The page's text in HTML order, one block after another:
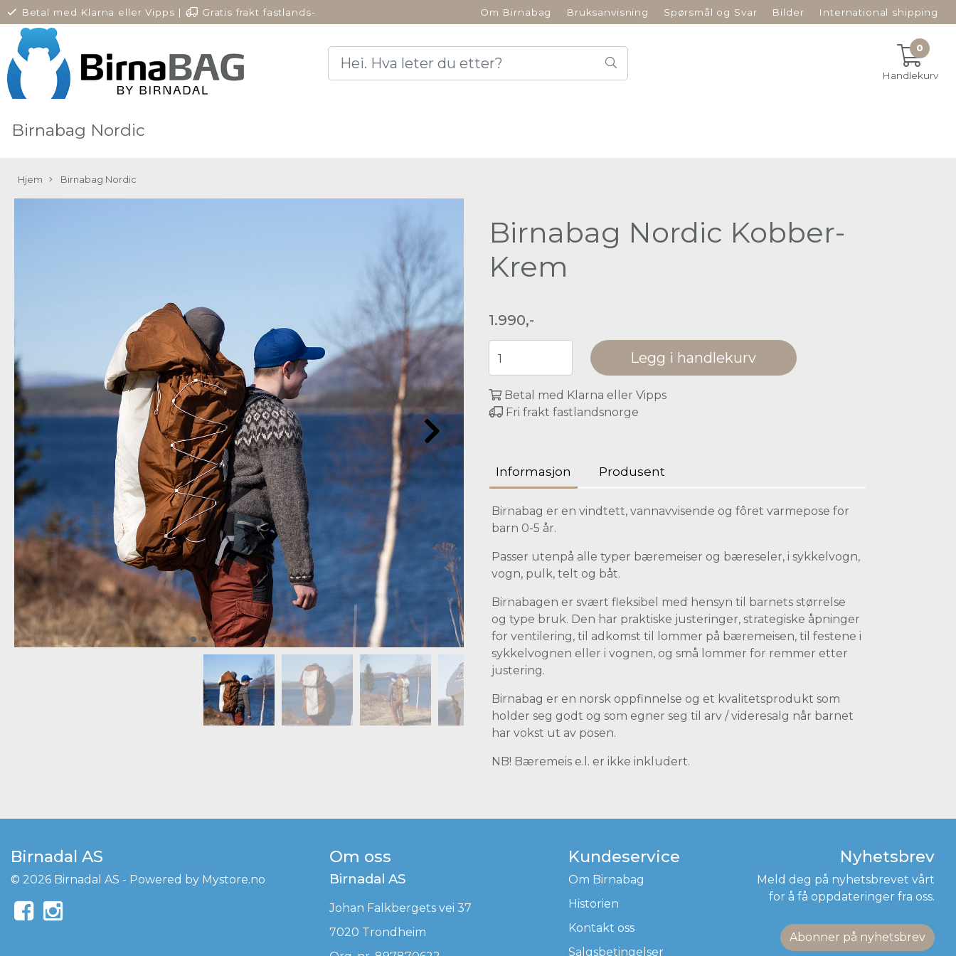
Betal med Klarna eller Vipps |
Gratis frakt fastlands-
Norge
Om Birnabag Bruksanvisning Spørsmål og Svar Bilder International shipping
0
Handlekurv
Birnabag Nordic
Hjem Birnabag Nordic
Birnabag Nordic Kobber-
Krem
1.990,-
Legg i handlekurv
Betal med Klarna eller Vipps
Fri frakt fastlandsnorge
Informasjon Produsent
Birnabag er en vindtett, vannavvisende og fôret varmepose for
barn 0-5 år.
Passer utenpå alle typer bæremeiser og bæreseler, i sykkelvogn,
vogn, pulk, telt og båt.
Birnabagen er svært fleksibel med hensyn til barnets størrelse
og type bruk. Den har praktiske justeringer, strategiske åpninger
for ventilering, til adkomst til lommer på bæremeisen, til festene i
sykkelvognen eller i vognen, og små lommer for remmer etter
justering.
Birnabag er en norsk oppfinnelse og et kvalitetsprodukt som
holder seg godt og som egner seg til arv / videresalg når barnet
har vokst ut av posen.
NB! Bæremeis e.l. er ikke inkludert.
Birnadal AS
© 2026 Birnadal AS - Powered by Mystore.no
Om oss
Birnadal AS
Johan Falkbergets vei 37
7020 Trondheim
Kundeservice
Om Birnabag
Historien
Kontakt oss
Salgsbetingelser
Nyhetsbrev
Meld deg på nyhetsbrevet vårt
for å få oppdateringer fra oss.
Abonner på nyhetsbrev